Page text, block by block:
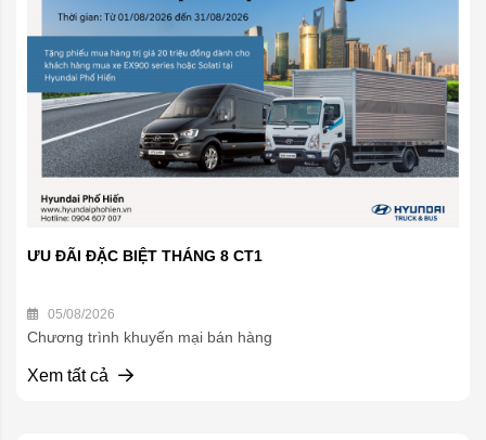
ƯU ĐÃI ĐẶC BIỆT THÁNG 8 CT1
05/08/2026
Chương trình khuyến mại bán hàng
Xem tất cả